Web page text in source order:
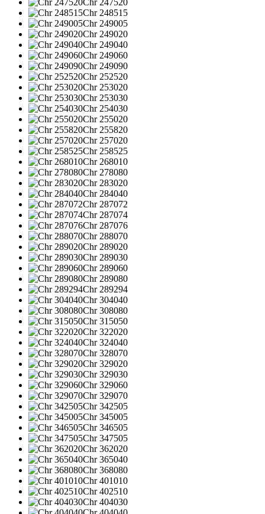
Chr 248515
Chr 249005
Chr 249020
Chr 249040
Chr 249060
Chr 249090
Chr 252520
Chr 253020
Chr 253030
Chr 254030
Chr 255020
Chr 255820
Chr 257020
Chr 258525
Chr 268010
Chr 278080
Chr 283020
Chr 284040
Chr 287072
Chr 287074
Chr 287076
Chr 288070
Chr 289020
Chr 289030
Chr 289060
Chr 289080
Chr 289294
Chr 304040
Chr 308080
Chr 315050
Chr 322020
Chr 324040
Chr 328070
Chr 329020
Chr 329030
Chr 329060
Chr 329070
Chr 342505
Chr 345005
Chr 346505
Chr 347505
Chr 362020
Chr 365040
Chr 368080
Chr 401010
Chr 402510
Chr 404030